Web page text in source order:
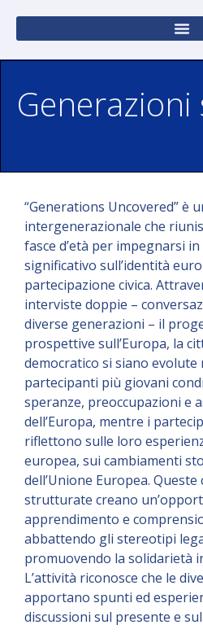
“Generations Uncovered” è
intergenerazionale che
fasce d’età per impegnarsi
significativo sull’identità
partecipazione civica.
interviste doppie –
diverse generazioni – il
prospettive sull’Europa, la
democratico si siano evolute
partecipanti più giovani
speranze, preoccupazioni e
dell’Europa, mentre i
riflettono sulle loro
europea, sui cambiamenti
dell’Unione Europea.
strutturate creano
apprendimento e
abbattendo gli stereotipi
promuovendo la solidarietà
L’attività riconosce che le
apportano spunti ed
discussioni sul presente e